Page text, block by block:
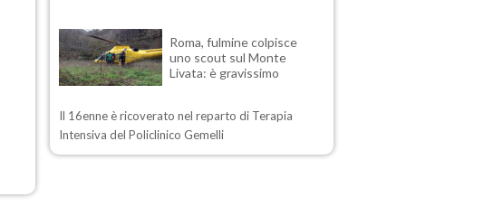
Roma, fulmine colpisce
uno scout sul Monte
Livata: è gravissimo
Il 16enne è ricoverato nel reparto di Terapia
Intensiva del Policlinico Gemelli